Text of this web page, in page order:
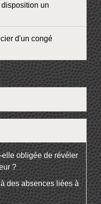
un
d'un congé
obligée de révéler
?
des absences liées à